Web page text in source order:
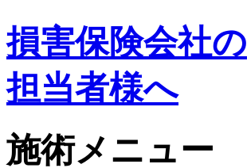
損害保険会社の
担当者様へ
施術メニュー